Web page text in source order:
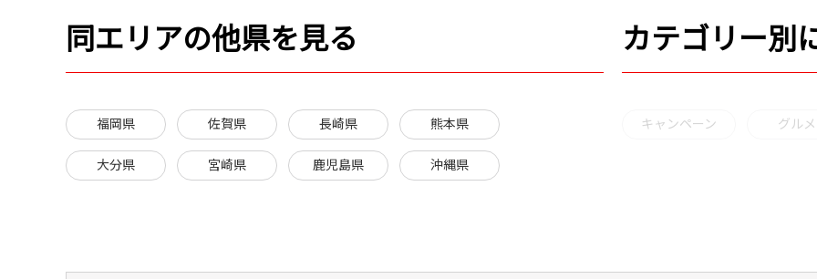
同エリアの他県を見る
福岡県 佐賀県 長崎県 熊本県
大分県 宮崎県 鹿児島県 沖縄県
カテゴリー別
キャンペーン グルメ